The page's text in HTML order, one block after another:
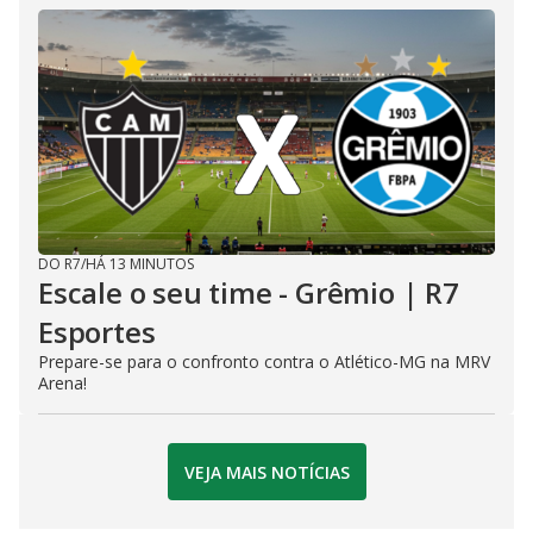
DO R7/HÁ 13 MINUTOS
Escale o seu time - Grêmio | R7
Esportes
Prepare-se para o confronto contra o Atlético-MG na MRV
Arena!
VEJA MAIS NOTÍCIAS